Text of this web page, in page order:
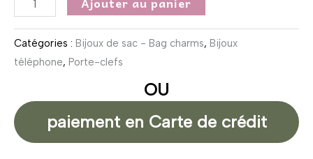
Catégories : Bijoux de sac - Bag charms, Bijoux
téléphone, Porte-clefs
OU
paiement en Carte de crédit